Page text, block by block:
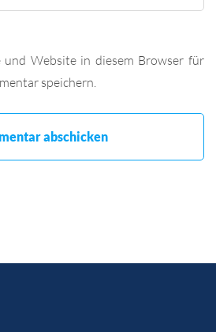
und Website in diesem Browser für
speichern.